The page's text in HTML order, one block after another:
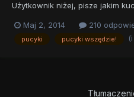
Użytkownik niżej, pisze jakim
Oczywiście do wyboru
ewentualności alicorna ^^
Maj 2, 2014 210
pucyki pucyki wszędzie!